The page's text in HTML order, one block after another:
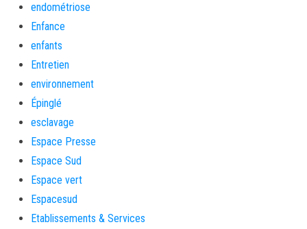
endométriose
Enfance
enfants
Entretien
environnement
Épinglé
esclavage
Espace Presse
Espace Sud
Espace vert
Espacesud
Etablissements & Services